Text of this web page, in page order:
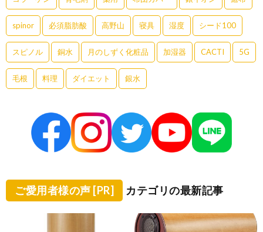
spinor 必須脂肪酸 高野山 寝具 湿度 シード100
スピノル 銅水 月のしずく化粧品 加湿器 CACTI 5G
毛根 料理 ダイエット 銀水
ご愛用者様の声 [PR] カテゴリの最新記事